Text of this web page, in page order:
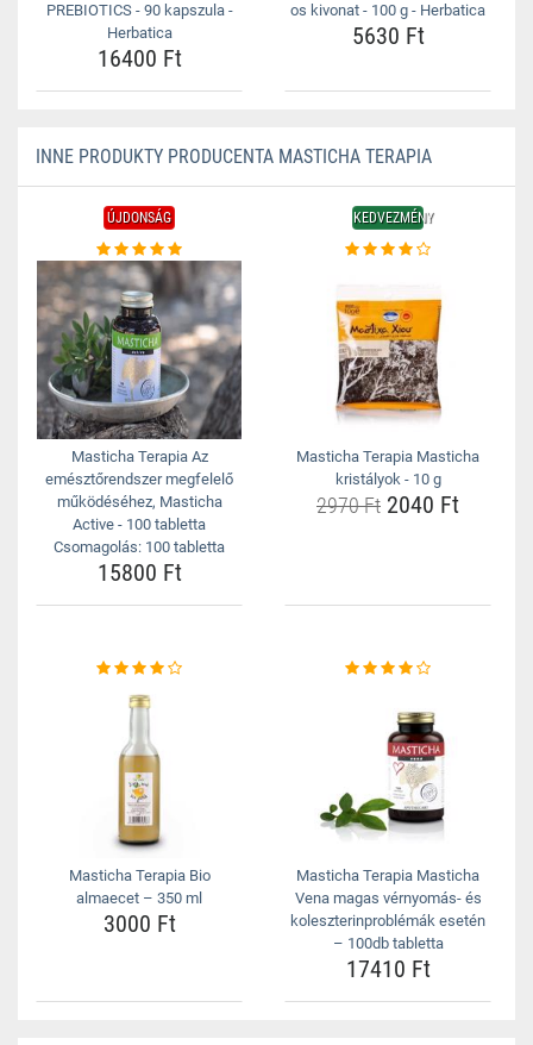
PREBIOTICS - 90 kapszula -
Herbatica
16400 Ft
os kivonat - 100 g - Herbatica
5630 Ft
INNE PRODUKTY PRODUCENTA MASTICHA TERAPIA
ÚJDONSÁG
Masticha Terapia Az
emésztőrendszer megfelelő
működéséhez, Masticha
Active - 100 tabletta
Csomagolás: 100 tabletta
15800 Ft
KEDVEZMÉNY
Masticha Terapia Masticha
kristályok - 10 g
2970 Ft 2040 Ft
Masticha Terapia Bio
almaecet – 350 ml
3000 Ft
Masticha Terapia Masticha
Vena magas vérnyomás- és
koleszterinproblémák esetén
– 100db tabletta
17410 Ft